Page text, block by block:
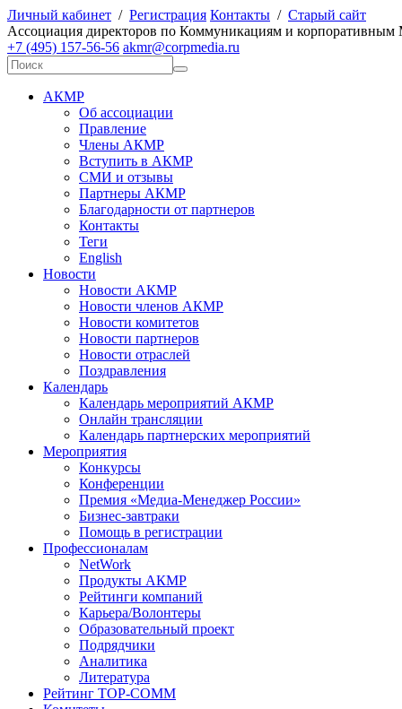
Личный кабинет / Регистрация Контакты / Старый сайт
Ассоциация директоров по Коммуникациям и корпоративным
+7 (495) 157-56-56 akmr@corpmedia.ru
АКМР
Об ассоциации
Правление
Члены АКМР
Вступить в АКМР
СМИ и отзывы
Партнеры АКМР
Благодарности от партнеров
Контакты
Теги
English
Новости
Новости АКМР
Новости членов АКМР
Новости комитетов
Новости партнеров
Новости отраслей
Поздравления
Календарь
Календарь мероприятий АКМР
Онлайн трансляции
Календарь партнерских мероприятий
Мероприятия
Конкурсы
Конференции
Премия «Медиа-Менеджер России»
Бизнес-завтраки
Помощь в регистрации
Профессионалам
NetWork
Продукты АКМР
Рейтинги компаний
Карьера/Волонтеры
Образовательный проект
Подрядчики
Аналитика
Литература
Рейтинг TOP-COMM